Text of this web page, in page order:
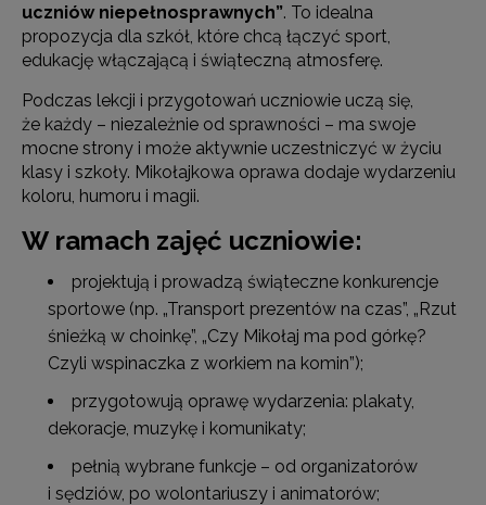
uczniów niepełnosprawnych”. To idealna
propozycja dla szkół, które chcą łączyć sport,
edukację włączającą i świąteczną atmosferę.
Podczas lekcji i przygotowań uczniowie uczą się,
że każdy – niezależnie od sprawności – ma swoje
mocne strony i może aktywnie uczestniczyć w życiu
klasy i szkoły. Mikołajkowa oprawa dodaje wydarzeniu
koloru, humoru i magii.
W ramach zajęć uczniowie:
projektują i prowadzą świąteczne konkurencje
sportowe (np. „Transport prezentów na czas”, „Rzut
śnieżką w choinkę”, „Czy Mikołaj ma pod górkę?
Czyli wspinaczka z workiem na komin”);
przygotowują oprawę wydarzenia: plakaty,
dekoracje, muzykę i komunikaty;
pełnią wybrane funkcje – od organizatorów
i sędziów, po wolontariuszy i animatorów;